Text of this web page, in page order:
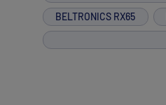
BELTRONICS RX65